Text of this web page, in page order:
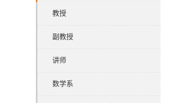
教授
副教授
讲师
数学系